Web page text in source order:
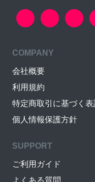
COMPANY
会社概要
利用規約
特定商取引に基づく表
個人情報保護方針
SUPPORT
ご利用ガイド